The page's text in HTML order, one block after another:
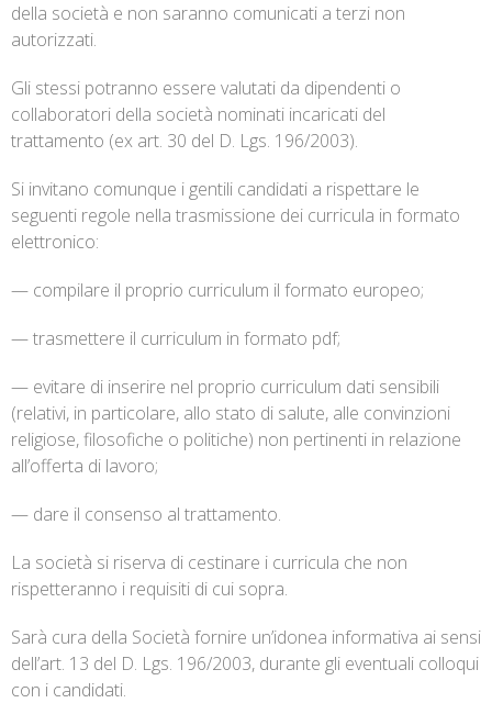
della società e non saranno comunicati a terzi non
autorizzati.
Gli stessi potranno essere valutati da dipendenti o
collaboratori della società nominati incaricati del
trattamento (ex art. 30 del D. Lgs. 196/2003).
Si invitano comunque i gentili candidati a rispettare le
seguenti regole nella trasmissione dei curricula in formato
elettronico:
— compilare il proprio curriculum il formato europeo;
— trasmettere il curriculum in formato pdf;
— evitare di inserire nel proprio curriculum dati sensibili
(relativi, in particolare, allo stato di salute, alle convinzioni
religiose, filosofiche o politiche) non pertinenti in relazione
all’offerta di lavoro;
— dare il consenso al trattamento.
La società si riserva di cestinare i curricula che non
rispetteranno i requisiti di cui sopra.
Sarà cura della Società fornire un’idonea informativa ai sensi
dell’art. 13 del D. Lgs. 196/2003, durante gli eventuali colloqui
con i candidati.